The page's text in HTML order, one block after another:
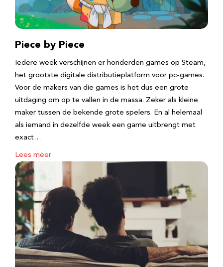
Piece by Piece
Iedere week verschijnen er honderden games op Steam,
het grootste digitale distributieplatform voor pc-games.
Voor de makers van die games is het dus een grote
uitdaging om op te vallen in de massa. Zeker als kleine
maker tussen de bekende grote spelers. En al helemaal
als iemand in dezelfde week een game uitbrengt met
exact…
Lees meer